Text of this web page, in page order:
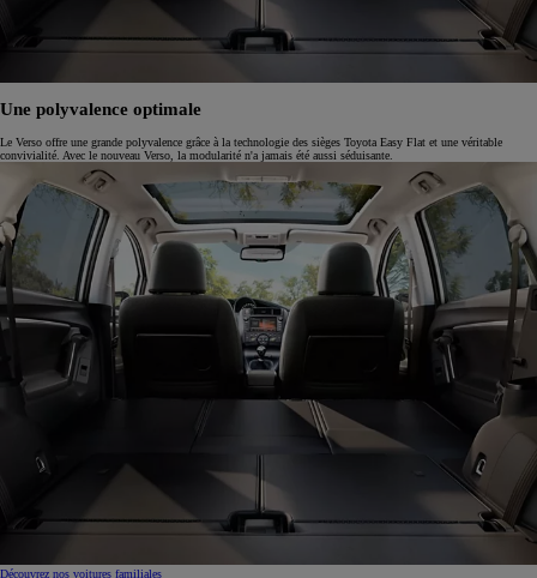
Une polyvalence optimale
Le Verso offre une grande polyvalence grâce à la technologie des sièges Toyota Easy Flat et une véritable
convivialité. Avec le nouveau Verso, la modularité n'a jamais été aussi séduisante.
Découvrez nos voitures familiales